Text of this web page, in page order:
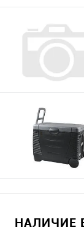
НАЛИЧИЕ